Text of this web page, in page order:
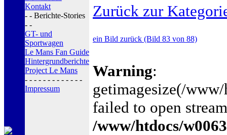
Kontakt
- - Berichte-Stories
- -
GT- und
Sportwagen
Le Mans Fan Guide
Hintergrundberichte
Project Le Mans
- - - - - - - - - - - - -
Impressum
Zurück zur
ein Bild zurück (Bild 83 von 88)
Warning:
getimagesize(/
failed to open
/www/htdocs/